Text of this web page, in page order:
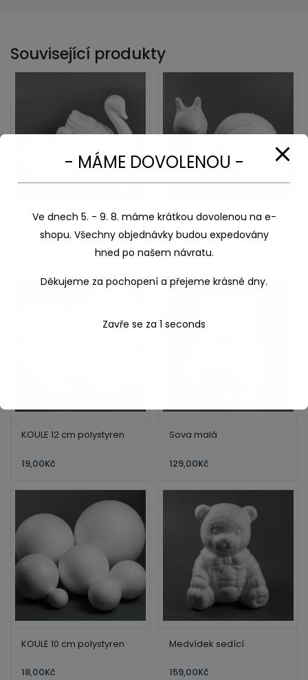
Související produkty
69,00Kč
KOULE 12 cm polystyren
19,00Kč
Sova malá
129,00Kč
KOULE 10 cm polystyren
18,00Kč
Medvídek sedící
159,00Kč
- MÁME DOVOLENOU -
Ve dnech 5. - 9. 8. máme krátkou dovolenou na e-
shopu. Všechny objednávky budou expedovány
hned po našem návratu.
Děkujeme za pochopení a přejeme krásné dny.
Zavře se za 1 seconds